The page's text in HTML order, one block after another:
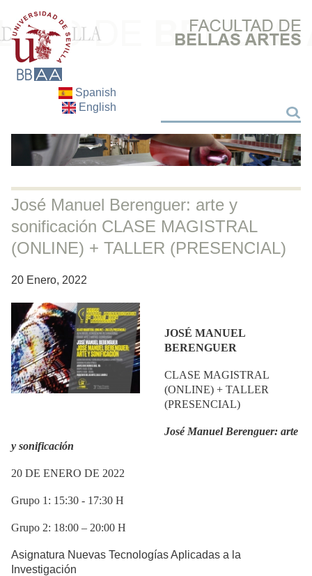
Spanish
English
Buscar
José Manuel Berenguer: arte y
sonificación CLASE MAGISTRAL
(ONLINE) + TALLER (PRESENCIAL)
20 Enero, 2022
JOSÉ MANUEL
BERENGUER
CLASE MAGISTRAL
(ONLINE) + TALLER
(PRESENCIAL)
José Manuel Berenguer: arte
y sonificación
20 DE ENERO DE 2022
Grupo 1: 15:30 - 17:30 H
Grupo 2: 18:00 – 20:00 H
Asignatura Nuevas Tecnologías Aplicadas a la
Investigación